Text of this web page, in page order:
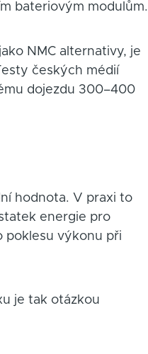
bateriovým modulům.
NMC alternativy, je
českých médií
dojezdu 300–400
hodnota. V praxi to
energie pro
poklesu výkonu při
je tak otázkou